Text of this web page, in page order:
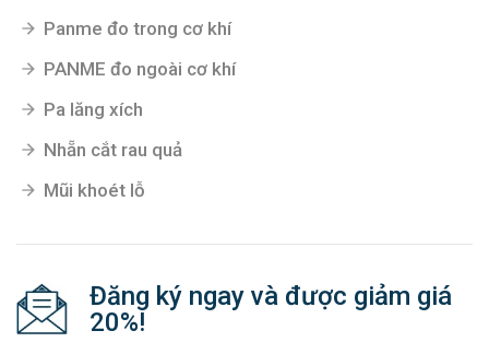
Panme đo trong cơ khí
PANME đo ngoài cơ khí
Pa lăng xích
Nhẵn cắt rau quả
Mũi khoét lỗ
Đăng ký ngay và được giảm giá
20%!